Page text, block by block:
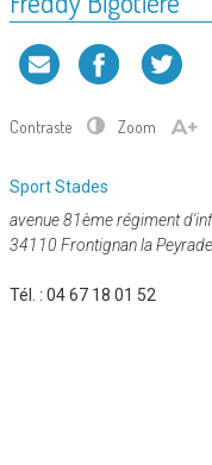
Contraste Zoom
Catégorie
SportStades
avenue 81ème régiment
34110 Frontignan la Peyrade
Tél. : 04 67 18 01 52